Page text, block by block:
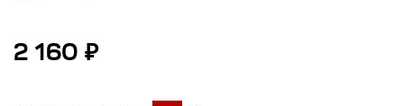
2 160 ₽